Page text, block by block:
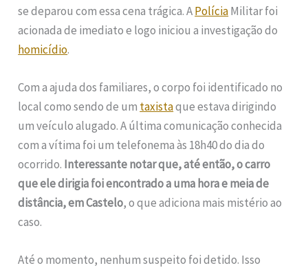
se deparou com essa cena trágica. APolíciaMilitar foi
acionada de imediato e logo iniciou a investigação do
homicídio.
Com a ajuda dos familiares, o corpo foi identificado no
local como sendo de um taxistaque estava dirigindo
um veículo alugado. A última comunicação conhecida
com a vítima foi um telefonema às 18h40 do dia do
ocorrido. Interessante notar que, até então, o carro
que ele dirigia foi encontrado a uma hora e meia de
distância, em Castelo, o que adiciona mais mistério ao
caso.
Até o momento, nenhum suspeito foi detido. Isso